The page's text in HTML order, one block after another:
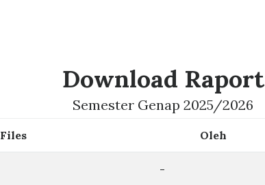
Download Raport
Semester Genap 2025/2026
Files Oleh
-